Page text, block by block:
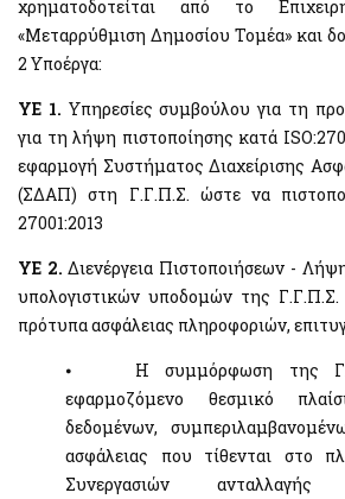
Εθνικό Μητρώο Ζώων Συντροφιάς
Ψηφιακό Μητρώο Λεσχών Μελών Φιλάθλων
Διασταυρωτικοί Έλεγχοι Οχημάτων (για
Ειδική ηλεκτρονική εφαρμογή
για τα Κέντρα εξυπηρέτησης Πολιτών
ηλεκτρονική εφαρμογή "Στοιχεία
έμμισθες Προξενικές Αρχές (ΕΠΑ)"
Ψηφιακή πλατφόρμα συλλογής και
νομιμοποίησης εσόδων από εγκληματικές
της χρηματοδότησης της τρομοκρατίας
Απόκρυψη λίστας
Φορολογία Πολιτών / Επιχειρήσεων
Ακίνητα Ε9 / ΕΝΦΙΑ / Μισθωτήρια
Επιδόματα / Παροχές
Οχήματα
Τηλεπικοινωνίες
Μητρώο Δικαιούχων Απαλλαγής Τελών
Τηλεφωνίας και Καρτοκινητής
Ελεγκτικές Υπηρεσίες Ελληνικού
Υποβολή δήλωσης "ΠΟΘΕΝ ΕΣΧΕΣ"
Επιδόματα- Παροχές
Κοινωνικό μέρισμα
Μεταφορικό Ισοδύναμο
χρηματοδοτείται από το
«Μεταρρύθμιση Δημοσίου Τομέα» και
2 Υποέργα:
ΥΕ 1. Υπηρεσίες συμβούλου για τη
για τη λήψη πιστοποίησης κατά
εφαρμογή Συστήματος Διαχείρισης
(ΣΔΑΠ) στη Γ.Γ.Π.Σ. ώστε να
27001:2013
ΥΕ 2. Διενέργεια Πιστοποιήσεων -
υπολογιστικών υποδομών της
πρότυπα ασφάλειας πληροφοριών,
⦁ Η συμμόρφωση της
εφαρμοζόμενο θεσμικό
δεδομένων,
ασφάλειας που τίθενται στο
Συνεργασιών ανταλλαγής